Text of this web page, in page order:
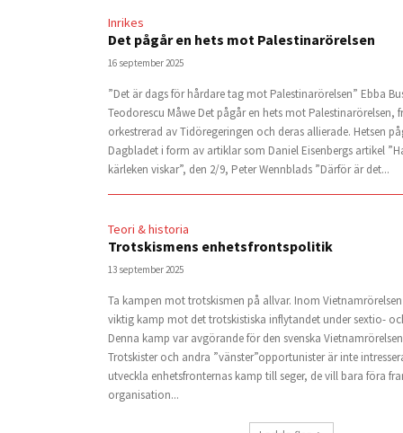
Inrikes
Det pågår en hets mot Palestinarörelsen
16 september 2025
”Det är dags för hårdare tag mot Palestinarörelsen” Ebba
Teodorescu Måwe Det pågår en hets mot Palestinarörelsen,
orkestrerad av Tidöregeringen och deras allierade. Hetsen
Dagbladet i form av artiklar som Daniel Eisenbergs artikel
kärleken viskar”, den 2/9, Peter Wennblads ”Därför är det...
Teori & historia
Trotskismens enhetsfrontspolitik
13 september 2025
Ta kampen mot trotskismen på allvar. Inom
viktig kamp mot det trotskistiska inflytandet under sextio-
Denna kamp var avgörande för den svenska
Trotskister och andra ”vänster”opportunister är inte
utveckla enhetsfronternas kamp till seger, de vill bara föra
organisation...